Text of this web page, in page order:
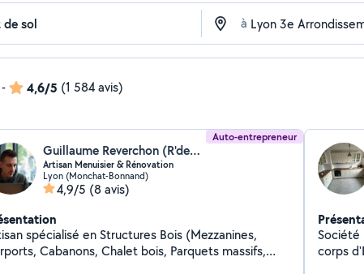
à
- 4,6/5 (1 584 avis)
Auto-entrepreneur
Guillaume Reverchon (R'deRénov)
Artisan Menuisier & Rénovation
Lyon (Monchat-Bonnand)
4,9/5 (8 avis)
spécialisé en Structures Bois (Mezzanines,
Cabanons, Chalet bois, Parquets massifs,
Société
corps d'État